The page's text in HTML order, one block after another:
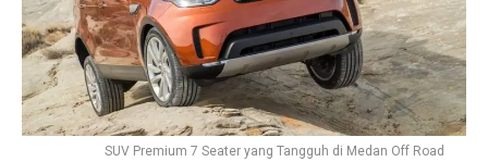
SUV Premium 7 Seater yang Tangguh di Medan Off Road